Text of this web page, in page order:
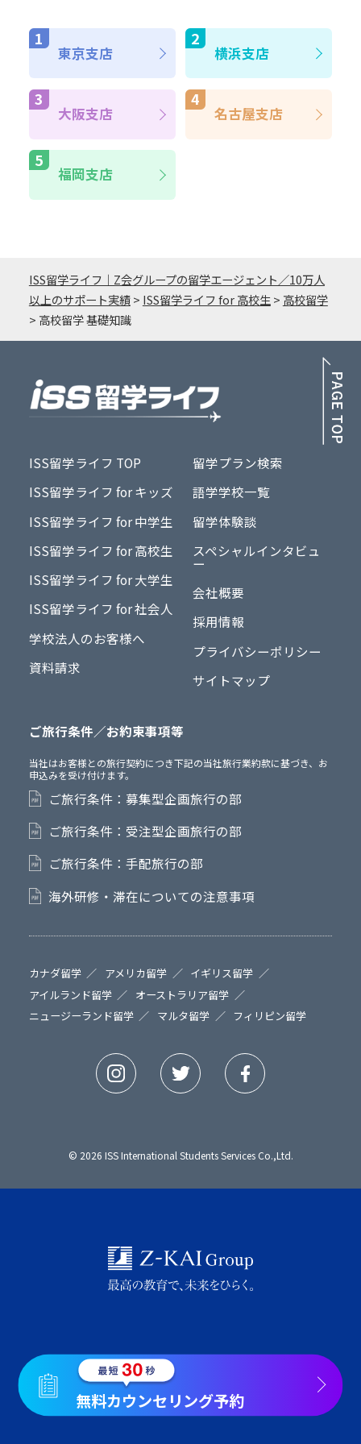
東京支店 横浜支店
大阪支店 名古屋支店
福岡支店
ISS留学ライフ｜Z会グループの留学エージェント／10万人
以上のサポート実績> ISS留学ライフ for 高校生> 高校留学
> 高校留学 基礎知識
ISS留学ライフ TOP
ISS留学ライフ for キッズ
ISS留学ライフ for 中学生
ISS留学ライフ for 高校生
ISS留学ライフ for 大学生
ISS留学ライフ for 社会人
学校法人のお客様へ
資料請求
留学プラン検索
語学学校一覧
留学体験談
スペシャルインタビュ
ー
会社概要
採用情報
プライバシーポリシー
サイトマップ
ご旅行条件／お約束事項等
当社はお客様との旅行契約につき下記の当社旅行業約款に基づき、お
申込みを受け付けます。
ご旅行条件：募集型企画旅行の部
ご旅行条件：受注型企画旅行の部
ご旅行条件：手配旅行の部
海外研修・滞在についての注意事項
カナダ留学 アメリカ留学
イギリス留学
アイルランド留学
オーストラリア留学
ニュージーランド留学
マルタ留学 フィリピン留学
© 2026 ISS International Students Services Co.,Ltd.
無料カウンセリング予約